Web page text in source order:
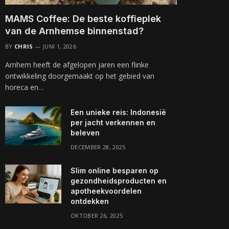
MAMS Coffee: De beste koffieplek
van de Arnhemse binnenstad?
BY CHRIS JUNI 1, 2026
Arnhem heeft de afgelopen jaren een flinke
ontwikkeling doorgemaakt op het gebied van
horeca en…
Een unieke reis: Indonesië
per jacht verkennen en
beleven
DECEMBER 28, 2025
Slim online besparen op
gezondheidsproducten en
apotheekvoordelen
ontdekken
OKTOBER 26, 2025